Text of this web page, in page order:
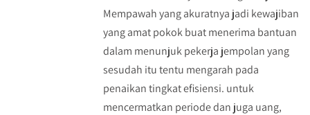
Mempawah yang akuratnya jadi kewajiban
yang amat pokok buat menerima bantuan
dalam menunjuk pekerja jempolan yang
sesudah itu tentu mengarah pada
penaikan tingkat efisiensi. untuk
mencermatkan periode dan juga uang,